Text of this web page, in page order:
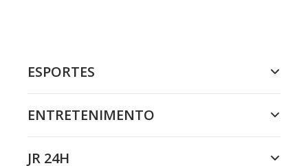
ESPORTES
ENTRETENIMENTO
JR 24H